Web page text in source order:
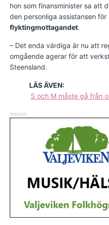
hon som finansminister sa att
den personliga assistansen för
flyktingmottagandet.
– Det enda värdiga är nu att
omgående agerar för att
Steensland.
LÄS ÄVEN:
S och M måste gå från
ANNONS